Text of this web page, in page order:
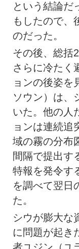
という結論だ
もしたので、
のだった。
その後、総括
さらに冷たく
ョンの後姿を
ソウン）は、
いた。他の人
ョンは連続追
域の霧の分布
間隔で提出す
特報を発令す
を調べて翌日
た。
シウが膨大な
に問題が起き